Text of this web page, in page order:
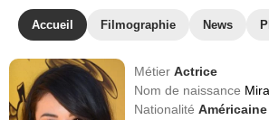
Accueil Filmographie News
MétierActrice
Nom de naissance
NationalitéAméricaine